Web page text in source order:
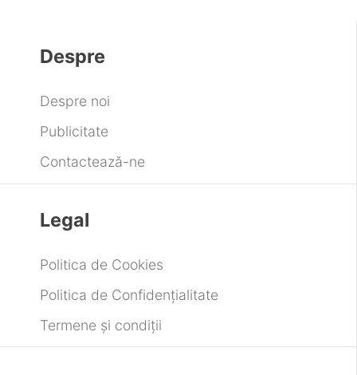
Despre
Despre noi
Publicitate
Contactează-ne
Legal
Politica de Cookies
Politica de Confidențialitate
Termene și condiții